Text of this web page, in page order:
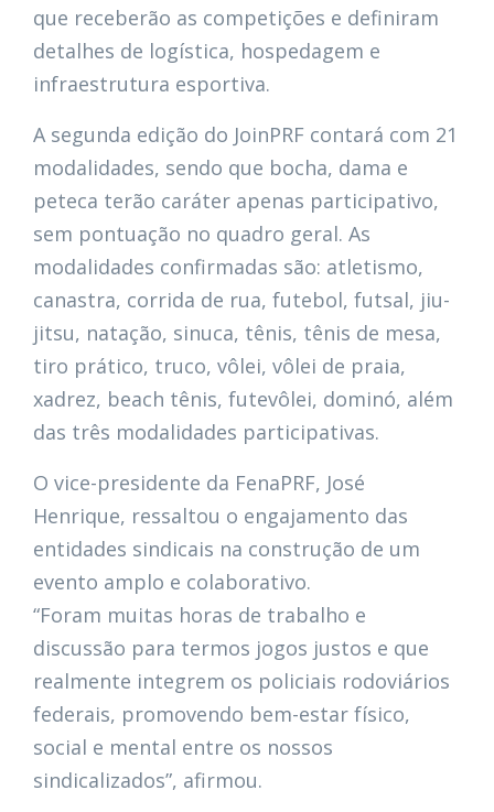
que receberão as competições e definiram
detalhes de logística, hospedagem e
infraestrutura esportiva.
A segunda edição do JoinPRF contará com 21
modalidades, sendo que bocha, dama e
peteca terão caráter apenas participativo,
sem pontuação no quadro geral. As
modalidades confirmadas são: atletismo,
canastra, corrida de rua, futebol, futsal, jiu-
jitsu, natação, sinuca, tênis, tênis de mesa,
tiro prático, truco, vôlei, vôlei de praia,
xadrez, beach tênis, futevôlei, dominó, além
das três modalidades participativas.
O vice-presidente da FenaPRF, José
Henrique, ressaltou o engajamento das
entidades sindicais na construção de um
evento amplo e colaborativo.
“Foram muitas horas de trabalho e
discussão para termos jogos justos e que
realmente integrem os policiais rodoviários
federais, promovendo bem-estar físico,
social e mental entre os nossos
sindicalizados”, afirmou.